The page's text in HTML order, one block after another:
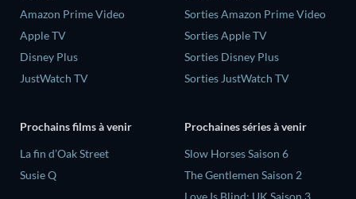
Amazon Prime Video
Apple TV
Disney Plus
JustWatch TV
Sorties Amazon Prime Video
Sorties Apple TV
Sorties Disney Plus
Sorties JustWatch TV
Prochains films à venir
La fin d’Oak Street
Susie Q
Prochaines séries à venir
Slow Horses Saison 6
The Gentlemen Saison 2